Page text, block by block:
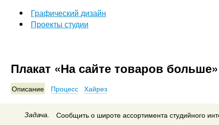
Графический дизайн
Проекты студии
Плакат «На сайте товаров больше»
Описание Процесс Хайрез
Задача. Сообщить о широте ассортимента студийного